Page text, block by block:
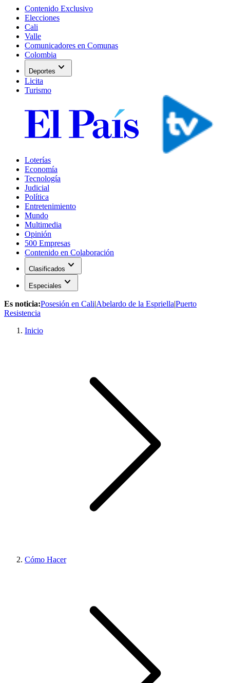
Contenido Exclusivo
Elecciones
Cali
Valle
Comunicadores en Comunas
Colombia
Deportes expand_more
Licita
Turismo
Loterías
Economía
Tecnología
Judicial
Política
Entretenimiento
Mundo
Multimedia
Opinión
500 Empresas
Contenido en Colaboración
Clasificados expand_more
Especiales expand_more
Es noticia:Posesión en Cali|Abelardo de la Espriella|Puerto
Resistencia
Inicio
Cómo Hacer